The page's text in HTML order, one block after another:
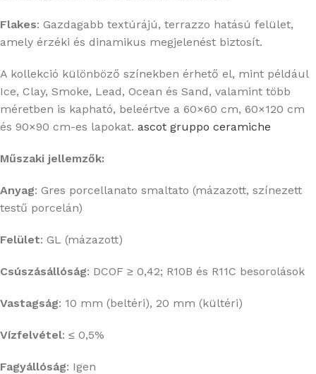
Flakes: Gazdagabb textúrájú, terrazzo hatású felület,
amely érzéki és dinamikus megjelenést biztosít.
A kollekció különböző színekben érhető el, mint például
Ice, Clay, Smoke, Lead, Ocean és Sand, valamint több
méretben is kapható, beleértve a 60×60 cm, 60×120 cm
és 90×90 cm-es lapokat. ascot gruppo ceramiche
Műszaki jellemzők:
Anyag: Gres porcellanato smaltato (mázazott, színezett
testű porcelán)
Felület: GL (mázazott)
Csúszásállóság: DCOF ≥ 0,42; R10B és R11C besorolások
Vastagság: 10 mm (beltéri), 20 mm (kültéri)
Vízfelvétel: ≤ 0,5%
Fagyállóság: Igen